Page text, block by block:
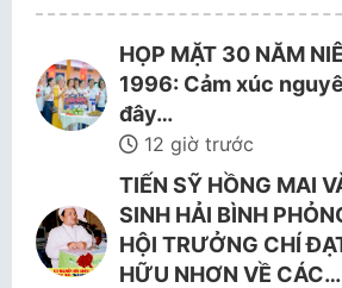
HỌP MẶT 30 NĂM
1996: Cảm xúc
đây…
12 giờ trước
TIẾN SỸ HỒNG MAI
SINH HẢI BÌNH
HỘI TRƯỞNG CHÍ
HỮU NHƠN VỀ CÁC…